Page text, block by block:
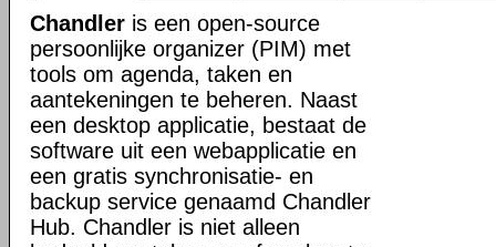
Chandler is een open-source
persoonlijke organizer (PIM) met
tools om agenda, taken en
aantekeningen te beheren. Naast
een desktop applicatie, bestaat de
software uit een webapplicatie en
een gratis synchronisatie- en
backup service genaamd Chandler
Hub. Chandler is niet alleen